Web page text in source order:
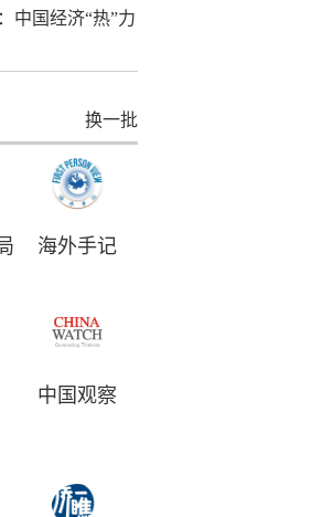
中国经济“热”力
换一批
海外手记
中国观察